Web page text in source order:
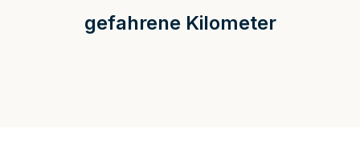
gefahrene Kilometer